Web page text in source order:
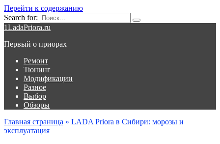
Перейти к содержанию
Search for:
1LadaPriora.ru
Первый о приорах
Ремонт
Тюнинг
Модификации
Разное
Выбор
Обзоры
Главная страница » LADA Priora в Сибири: морозы и
эксплуатация